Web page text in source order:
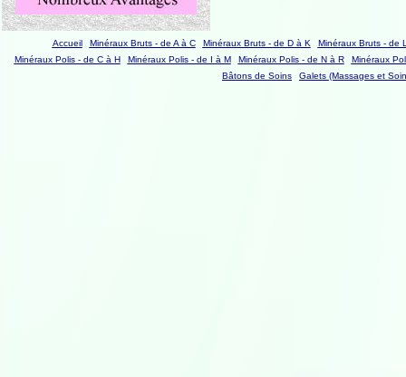
Accueil Minéraux Bruts - de A à C Minéraux Bruts - de D à K
Minéraux Bruts - de
Minéraux Polis - de C à H
Minéraux Polis - de I à M Minéraux Polis - de N à R
Minéraux
Bâtons de Soins
Galets (Massages et